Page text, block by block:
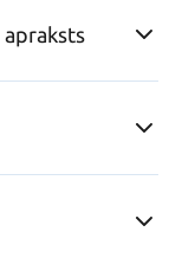
apraksts